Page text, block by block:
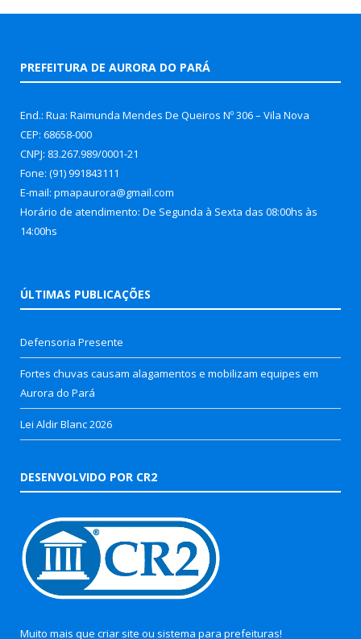
PREFEITURA DE AURORA DO PARÁ
End.: Rua: Raimunda Mendes De Queiros Nº 306 – Vila Nova
CEP: 68658-000
CNPJ: 83.267.989/0001-21
Fone: (91) 991843111
E-mail: pmapaurora@gmail.com
Horário de atendimento: De Segunda à Sexta das 08:00hs às
14:00hs
ÚLTIMAS PUBLICAÇÕES
Defensoria Presente
Fortes chuvas causam alagamentos e mobilizam equipes em
Aurora do Pará
Lei Aldir Blanc 2026
DESENVOLVIDO POR CR2
Muito mais que criar site ou sistema para prefeituras!